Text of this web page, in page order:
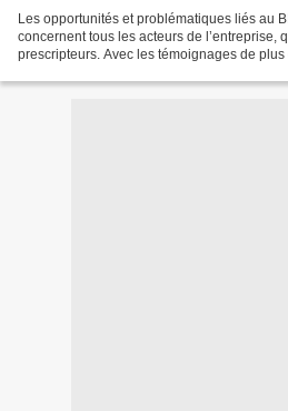
Les opportunités et problématiques liés au
concernent tous les acteurs de l’entreprise,
prescripteurs. Avec les témoignages de